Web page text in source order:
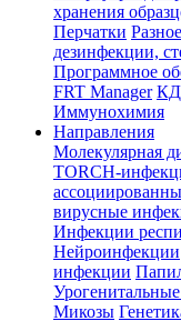
хранения
Перчатки Разное
дезинфекции,
Программное
FRT Manager
Иммунохимия
Направления
Молекулярная
TORCH-
вирусные
Инфекции
Нейроинфекции
инфекции
Микозы